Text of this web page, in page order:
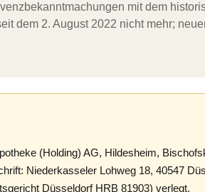
mit dem
dem 2. August 2022 nicht mehr;
(Holding) AG, Hildesheim,
Niederkasseler Lohweg 18, 40547
Düsseldorf HRB 81903) verlegt.